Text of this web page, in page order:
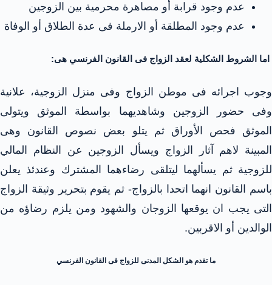
عدم وجود قرابة أو مصاهرة محرمية بين الزوجين
عدم وجود المطلقة أو الارملة فى عدة الطلاق أو الوفاة
اما الشروط الشكلية لعقد الزواج فى القانون الفرنسي هى:
وجوب اجرائه فى موطن الزواج وفى منزل الزوجية، علانية
وفى حضور الزوجين وشاهديهما بواسطة الموثق ويتولى
الموثق فحص الأوراق ثم يتلو بعض نصوص القانون وهى
المبينة لاهم آثار الزواج ويسأل الزوجين عن النظام المالي
للزوجية ثم يسألهما ليتلقى رضاءهما المشترك وعندئذ يعلن
باسم القانون انهما اتحدا بالزواج- ثم يقوم بتحرير وثيقة الزواج
التى يجب ان يوقعها الزوجان والشهود ومن يلزم رضاؤه من
الوالدين أو الاقربين.
ما تقدم هو الشكل المدنى للزواج فى القانون الفرنسي